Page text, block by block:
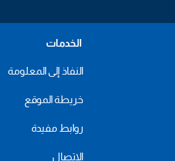
الخدمات
النفاذ إلى المعلومة
خريطة الموقع
روابط مفيدة
الاتصال